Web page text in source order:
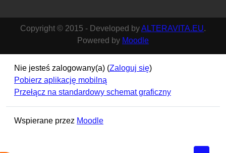
Copyright © 2015 - Developed byALTERAVITA.EU
Powered by
Nie jesteś zalogowany(a) (Zaloguj się)
Pobierz aplikację mobilną